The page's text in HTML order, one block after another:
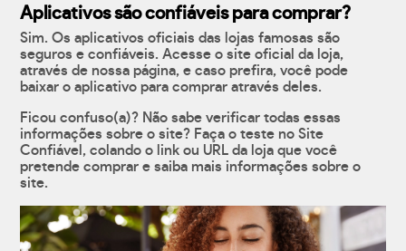
Aplicativos são confiáveis para comprar?
Sim. Os aplicativos oficiais das lojas famosas são
seguros e confiáveis. Acesse o site oficial da loja,
através de nossa página, e caso prefira, você pode
baixar o aplicativo para comprar através deles.
Ficou confuso(a)? Não sabe verificar todas essas
informações sobre o site? Faça o teste no Site
Confiável, colando o link ou URL da loja que você
pretende comprar e saiba mais informações sobre o
site.